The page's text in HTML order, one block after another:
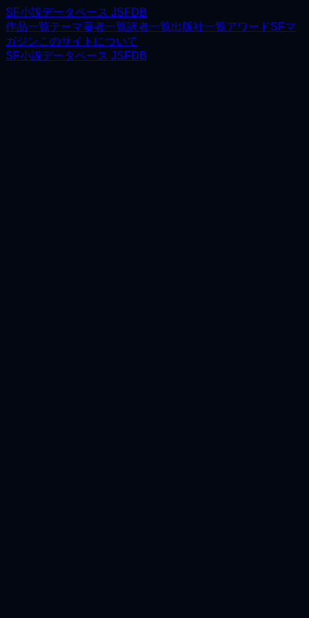
SF小説データベース JSFDB
作品一覧テーマ著者一覧訳者一覧出版社一覧アワードSFマ
ガジンこのサイトについて
SF小説データベース JSFDB